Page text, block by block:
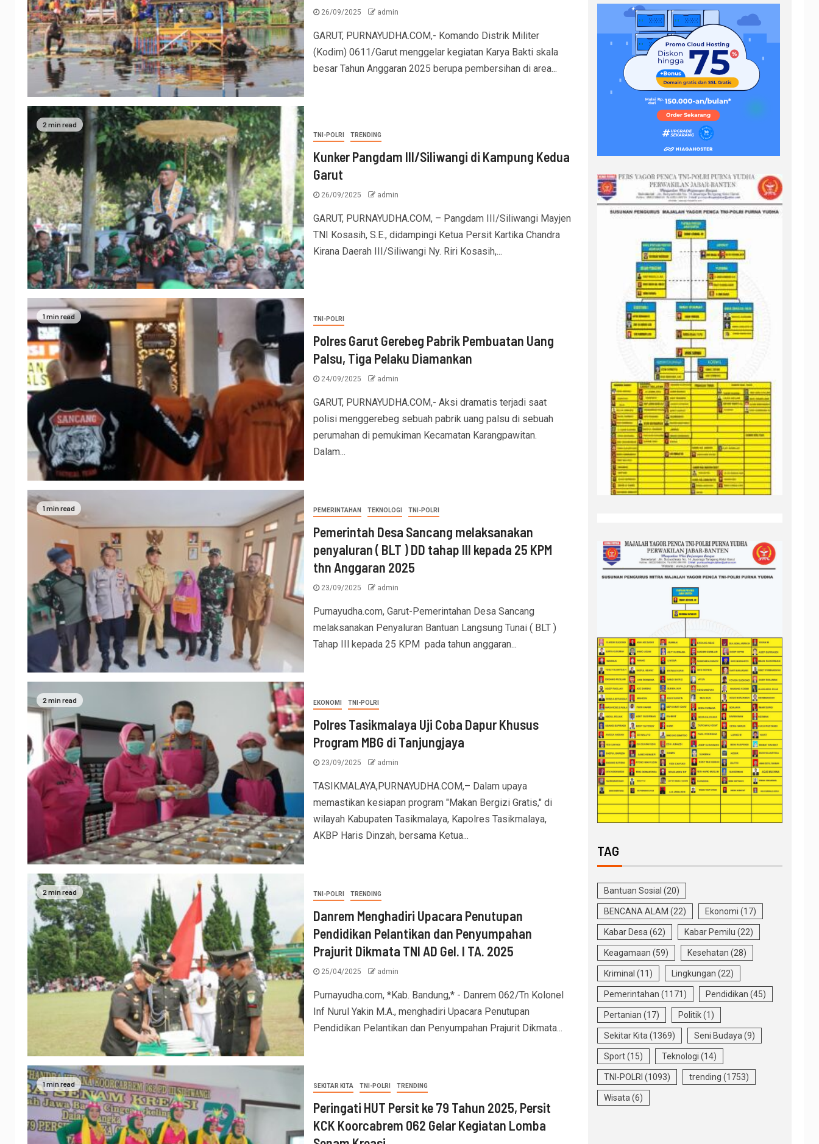
26/09/2025 admin
GARUT, PURNAYUDHA.COM,- Komando Distrik Militer
(Kodim) 0611/Garut menggelar kegiatan Karya Bakti skala
besar Tahun Anggaran 2025 berupa pembersihan di area...
2 min read
TNI-POLRI TRENDING
Kunker Pangdam III/Siliwangi di Kampung Kedua
Garut
26/09/2025 admin
GARUT, PURNAYUDHA.COM, – Pangdam III/Siliwangi Mayjen
TNI Kosasih, S.E., didampingi Ketua Persit Kartika Chandra
Kirana Daerah III/Siliwangi Ny. Riri Kosasih,...
1 min read TNI-POLRI
Polres Garut Gerebeg Pabrik Pembuatan Uang
Palsu, Tiga Pelaku Diamankan
24/09/2025 admin
GARUT, PURNAYUDHA.COM,- Aksi dramatis terjadi saat
polisi menggerebeg sebuah pabrik uang palsu di sebuah
perumahan di pemukiman Kecamatan Karangpawitan.
Dalam...
1 min read PEMERINTAHAN TEKNOLOGI TNI-POLRI
Pemerintah Desa Sancang melaksanakan
penyaluran ( BLT ) DD tahap lll kepada 25 KPM
thn Anggaran 2025
23/09/2025 admin
‎Purnayudha.com, Garut-Pemerintahan Desa Sancang
melaksanakan Penyaluran Bantuan Langsung Tunai ( BLT )
Tahap IIl kepada 25 KPM pada tahun anggaran...
2 min read EKONOMI TNI-POLRI
Polres Tasikmalaya Uji Coba Dapur Khusus
Program MBG di Tanjungjaya
23/09/2025 admin
TASIKMALAYA,PURNAYUDHA.COM,– Dalam upaya
memastikan kesiapan program "Makan Bergizi Gratis," di
wilayah Kabupaten Tasikmalaya, Kapolres Tasikmalaya,
AKBP Haris Dinzah, bersama Ketua...
2 min read TNI-POLRI TRENDING
Danrem Menghadiri Upacara Penutupan
Pendidikan Pelantikan dan Penyumpahan
Prajurit Dikmata TNI AD Gel. I TA. 2025
25/04/2025 admin
Purnayudha.com, *Kab. Bandung,* - Danrem 062/Tn Kolonel
Inf Nurul Yakin M.A., menghadiri Upacara Penutupan
Pendidikan Pelantikan dan Penyumpahan Prajurit Dikmata...
1 min read SEKITAR KITA TNI-POLRI TRENDING
Peringati HUT Persit ke 79 Tahun 2025, Persit
KCK Koorcabrem 062 Gelar Kegiatan Lomba
TAG
Bantuan Sosial (20)
BENCANA ALAM (22) Ekonomi (17)
Kabar Desa (62) Kabar Pemilu (22)
Keagamaan (59) Kesehatan (28)
Kriminal (11) Lingkungan (22)
Pemerintahan (1171) Pendidikan (45)
Pertanian (17) Politik(1)
Sekitar Kita (1369) Seni Budaya (9)
Sport(15) Teknologi (14)
TNI-POLRI (1093) trending (1753)
Wisata (6)